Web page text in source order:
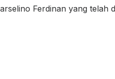
Ferdinan yang telah